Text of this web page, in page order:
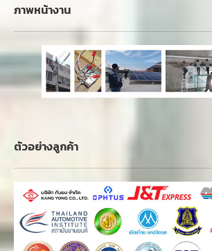
ภาพหน้างาน
ตัวอย่างลูกค้า